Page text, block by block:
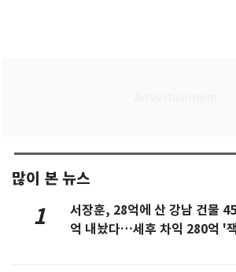
많이 본 뉴스
1
서장훈, 28억에 산 강남 건물
억 내놨다…세후 차익 280억 '